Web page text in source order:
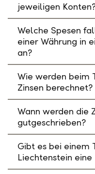
jeweiligen
Welche Spesen
einer Währung in
an?
Wie werden beim
Zinsen berechnet?
Wann werden die
gutgeschrieben?
Gibt es bei einem
Liechtenstein